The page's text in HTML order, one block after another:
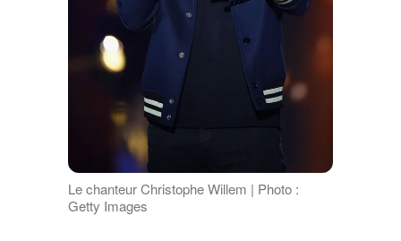
Le chanteur Christophe Willem | Photo :
Getty Images